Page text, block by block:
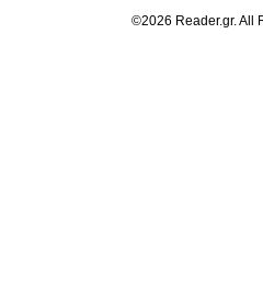
©2026 Reader.gr. All